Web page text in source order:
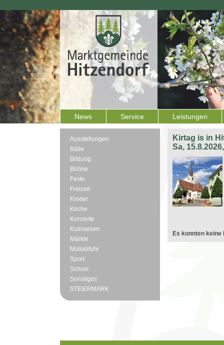
News Service Leistungen
Ausstellungen
Bälle
Bildung
Bühne
Feste
Freizeit
Kinder
Kirche
Konzerte
Kulinarium
Märkte
Müllabfuhr
Sport
Schule
Sonstiges
STEIERMARK
Kirtag is in
Sa,
Es konnten keine